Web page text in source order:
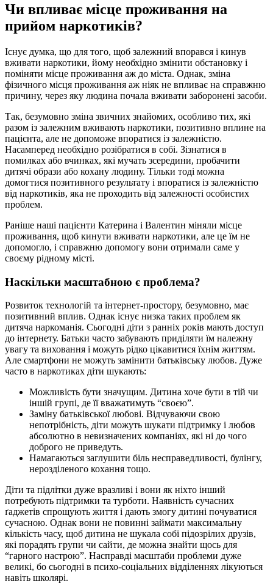
Чи впливає місце проживання на
прийом наркотиків?
Існує думка, що для того, щоб залежний впорався і кинув
вживати наркотики, йому необхідно змінити обстановку і
поміняти місце проживання аж до міста. Однак, зміна
фізичного місця проживання аж ніяк не впливає на справжню
причину, через яку людина почала вживати заборонені засоби.
Так, безумовно зміна звичних знайомих, особливо тих, які
разом із залежним вживають наркотики, позитивно вплине на
пацієнта, але не допоможе впоратися із залежністю.
Насамперед необхідно розібратися в собі. Зізнатися в
помилках або вчинках, які мучать зсередини, пробачити
дитячі образи або кохану людину. Тільки тоді можна
домогтися позитивного результату і впоратися із залежністю
від наркотиків, яка не проходить від залежності особистих
проблем.
Раніше наші пацієнти Катерина і Валентин міняли місце
проживання, щоб кинути вживати наркотики, але це їм не
допомогло, і справжню допомогу вони отримали саме у
своєму рідному місті.
Наскільки масштабною є проблема?
Розвиток технологій та інтернет-простору, безумовно, має
позитивний вплив. Однак існує низка таких проблем як
дитяча наркоманія. Сьогодні діти з ранніх років мають доступ
до інтернету. Батьки часто забувають приділяти їм належну
увагу та виховання і можуть рідко цікавитися їхнім життям.
Але смартфони не можуть замінити батьківську любов. Дуже
часто в наркотиках діти шукають:
Можливість бути значущим. Дитина хоче бути в тій чи
іншій групі, де її вважатимуть “своєю”.
Заміну батьківської любові. Відчуваючи свою
непотрібність, діти можуть шукати підтримку і любов
абсолютно в невизначених компаніях, які ні до чого
доброго не приведуть.
Намагаються заглушити біль несправедливості, булінгу,
нерозділеного кохання тощо.
Діти та підлітки дуже вразливі і вони як ніхто інший
потребують підтримки та турботи. Наявність сучасних
ґаджетів спрощують життя і дають змогу дитині почуватися
сучасною. Однак вони не повинні займати максимальну
кількість часу, щоб дитина не шукала собі підозрілих друзів,
які порадять групи чи сайти, де можна знайти щось для
“гарного настрою”. Насправді масштаби проблеми дуже
великі, бо сьогодні в психо-соціальних відділеннях лікуються
навіть школярі.